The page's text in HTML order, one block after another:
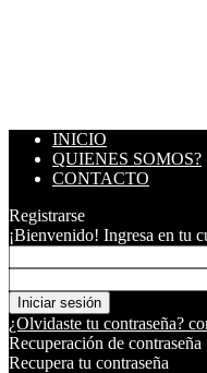
INICIO
QUIENES SOMOS?
CONTACTO
Registrarse
¡Bienvenido! Ingresa en tu
¿Olvidaste tu contraseña?
Recuperación de contraseña
Recupera tu contraseña